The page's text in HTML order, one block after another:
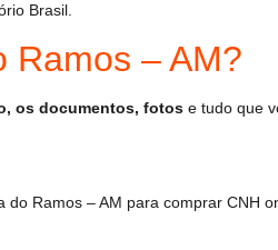
Brasil.
Ramos – AM?
os documentos, fotos e tudo que
Ramos – AM para comprar CNH